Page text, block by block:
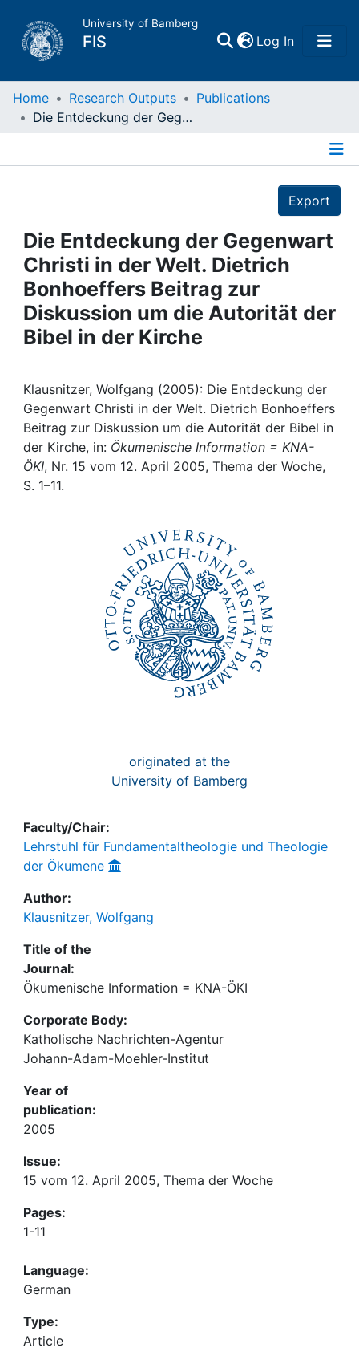
University of Bamberg
FIS Log In(current)
Home
Projects
People
Institutions
My FIS
Help
Home Research Outputs
Publications
Die Entdeckung der Gegenwart Christi in der Welt. Dietrich Bonhoeffers Beitrag zur Diskussion um die Autorität der Bibel in der Kirche
Export
Die Entdeckung der Gegenwart
Christi in der Welt. Dietrich
Bonhoeffers Beitrag zur
Diskussion um die Autorität der
Bibel in der Kirche
Klausnitzer, Wolfgang (2005): Die Entdeckung der
Gegenwart Christi in der Welt. Dietrich Bonhoeffers
Beitrag zur Diskussion um die Autorität der Bibel in
der Kirche, in: Ökumenische Information = KNA-
ÖKI, Nr. 15 vom 12. April 2005, Thema der Woche,
S. 1–11.
originated at the
University of Bamberg
Faculty/Chair:
Lehrstuhl für Fundamentaltheologie und Theologie
der Ökumene
Author:
Klausnitzer, Wolfgang
Title of the
Journal:
Ökumenische Information = KNA-ÖKI
Corporate Body:
Katholische Nachrichten-Agentur
Johann-Adam-Moehler-Institut
Year of
publication:
2005
Issue:
15 vom 12. April 2005, Thema der Woche
Pages:
1-11
Language:
German
Type:
Article